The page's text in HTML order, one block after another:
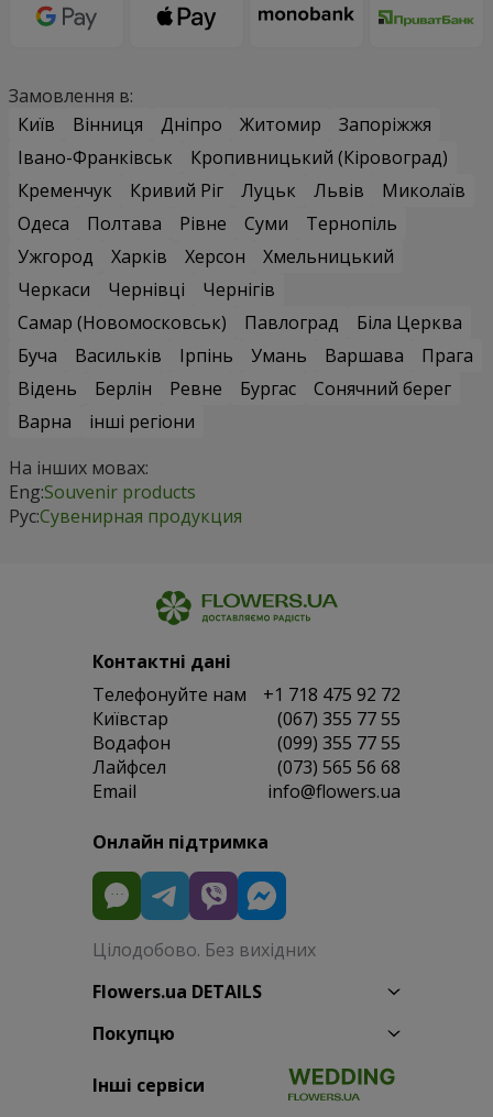
Замовлення в:
Київ
Вінниця Дніпро Житомир
Запоріжжя
Івано-Франківськ
Кропивницький (Кіровоград)
Кременчук
Кривий Ріг Луцьк Львів
Миколаїв
Одеса
Полтава Рівне Суми
Тернопіль
Ужгород
Харків Херсон
Хмельницький
Черкаси
Чернівці
Чернігів
Самар (Новомосковськ)
Павлоград
Біла Церква
Буча
Васильків Ірпінь Умань Варшава
Прага
Відень
Берлін Ревне Бургас
Сонячний берег
Варна
інші регіони
На інших мовах:
Eng:Souvenir products
Рус:Сувенирная продукция
Контактні дані
Телефонуйте нам
+1 718 475 92 72
Київстар
(067) 355 77 55
Водафон
(099) 355 77 55
Лайфсел
(073) 565 56 68
Email
info@flowers.ua
Онлайн підтримка
Цілодобово. Без вихідних
Flowers.ua DETAILS
Покупцю
Інші сервіси